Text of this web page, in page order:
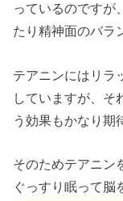
っているのですが
たり精神面のバラ
テアニンにはリラ
していますが、そ
う効果もかなり期
そのためテアニン
ぐっすり眠って脳